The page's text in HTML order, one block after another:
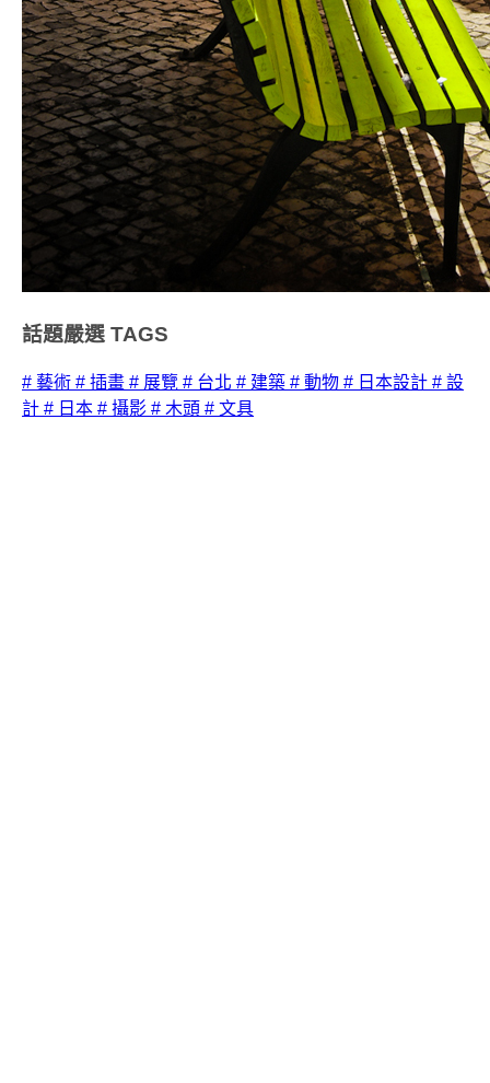
話題嚴選 TAGS
# 藝術 # 插畫 # 展覽 # 台北 # 建築 # 動物 # 日本設計 # 設
計 # 日本 # 攝影 # 木頭 # 文具